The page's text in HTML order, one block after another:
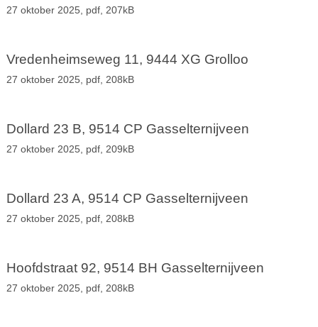
27 oktober 2025, pdf, 207kB
Vredenheimseweg 11, 9444 XG Grolloo
27 oktober 2025, pdf, 208kB
Dollard 23 B, 9514 CP Gasselternijveen
27 oktober 2025, pdf, 209kB
Dollard 23 A, 9514 CP Gasselternijveen
27 oktober 2025, pdf, 208kB
Hoofdstraat 92, 9514 BH Gasselternijveen
27 oktober 2025, pdf, 208kB